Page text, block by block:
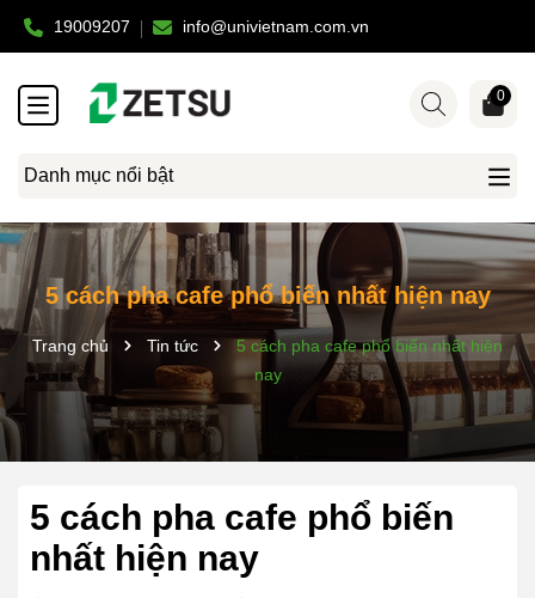
19009207 info@univietnam.com.vn
Danh mục nổi bật
0
5 cách pha cafe phổ biến nhất hiện nay
Trang chủ Tin tức
5 cách pha cafe phổ biến nhất hiện
nay
5 cách pha cafe phổ biến
nhất hiện nay